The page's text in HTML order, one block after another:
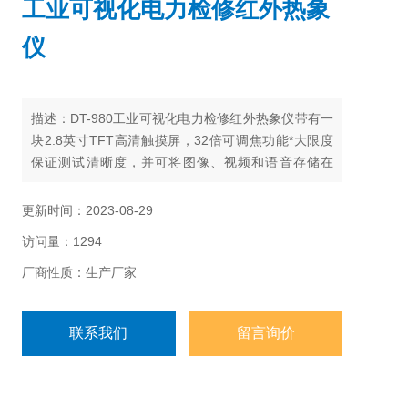
工业可视化电力检修红外热象
仪
描述：DT-980工业可视化电力检修红外热象仪带有一
块2.8英寸TFT高清触摸屏，32倍可调焦功能*大限度
保证测试清晰度，并可将图像、视频和语音存储在
64G），便于计算机进行浓度分析和统计。可以自动
于建筑物能源效率检测、电力设备检测、加工和热处
理等.
更新时间：2023-08-29
访问量：1294
厂商性质：生产厂家
联系我们 留言询价